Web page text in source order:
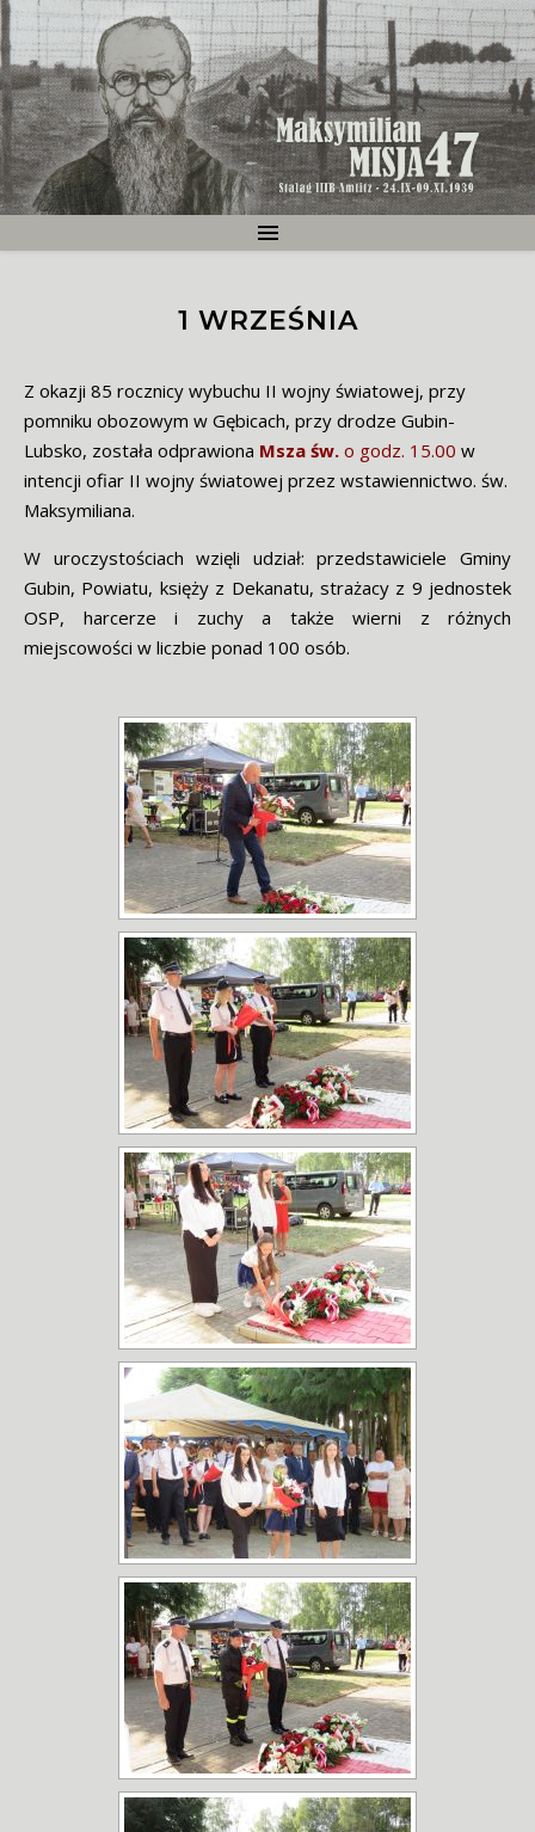
1 WRZEŚNIA
Z okazji 85 rocznicy wybuchu II wojny światowej, przy
pomniku obozowym w Gębicach, przy drodze Gubin-
Lubsko, została odprawiona Msza św. o godz. 15.00 w
intencji ofiar II wojny światowej przez wstawiennictwo. św.
Maksymiliana.
W uroczystościach wzięli udział: przedstawiciele Gminy
Gubin, Powiatu, księży z Dekanatu, strażacy z 9 jednostek
OSP, harcerze i zuchy a także wierni z różnych
miejscowości w liczbie ponad 100 osób.